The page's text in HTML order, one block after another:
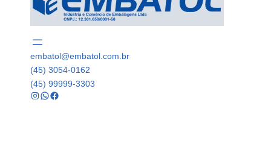
embatol@embatol.com.br
(45) 3054-0162
(45) 99999-3303
Instagram WhatsApp Facebook